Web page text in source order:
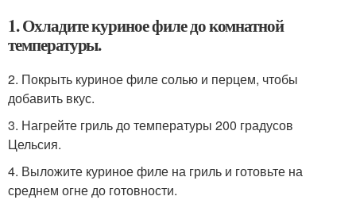
1. Охладите куриное филе до комнатной
температуры.
2. Покрыть куриное филе солью и перцем, чтобы
добавить вкус.
3. Нагрейте гриль до температуры 200 градусов
Цельсия.
4. Выложите куриное филе на гриль и готовьте на
среднем огне до готовности.